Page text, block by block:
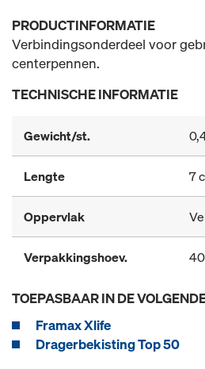
PRODUCTINFORMATIE
Verbindingsonderdeel voor
centerpennen.
TECHNISCHE INFORMATIE
Gewicht/st.
Lengte 7
Oppervlak
Verpakkingshoev.
TOEPASBAAR IN DE
Framax Xlife
Dragerbekisting Top 50